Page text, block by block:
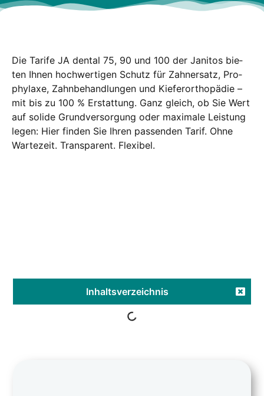
Die Tari­fe JA den­tal 75, 90 und 100 der Jani­tos bie­
ten Ihnen hoch­wer­ti­gen Schutz für Zahn­ersatz, Pro­
phy­la­xe, Zahn­be­hand­lun­gen und Kie­fer­or­tho­pä­die –
mit bis zu 100 % Erstat­tung. Ganz gleich, ob Sie Wert
auf soli­de Grund­ver­sor­gung oder maxi­ma­le Leis­tung
legen: Hier fin­den Sie Ihren pas­sen­den Tarif. Ohne
War­te­zeit. Trans­pa­rent. Fle­xi­bel.
Inhalts­ver­zeich­nis